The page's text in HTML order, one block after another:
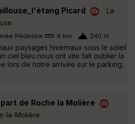
Picard
La
Pédestre 9 km 240 m
paysages hivernaux sous le soleil
ciel bleu nous ont vite fait oublier la
lors de notre arrivée sur le parking.
de Roche la Molière
la-Molière